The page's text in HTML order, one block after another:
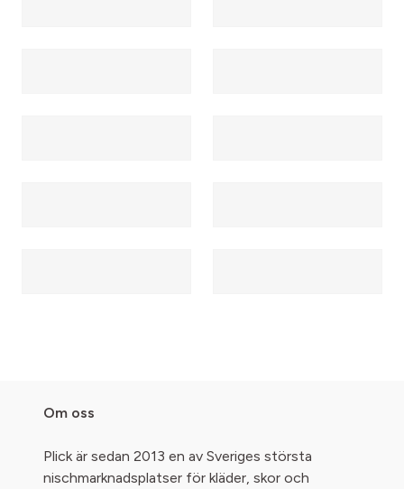
Om oss
Plick är sedan 2013 en av Sveriges största
nischmarknadsplatser för kläder, skor och